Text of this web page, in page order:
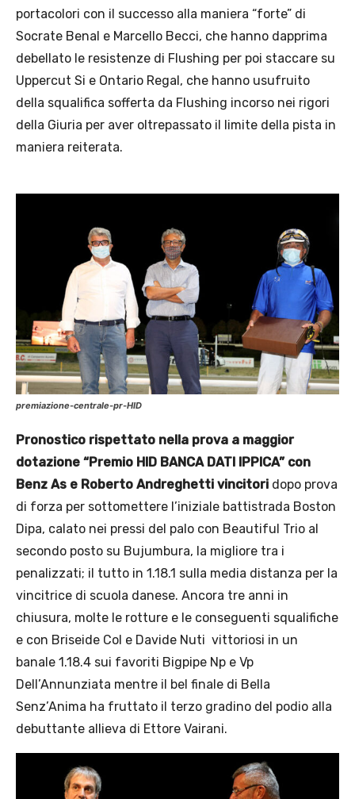
portacolori con il successo alla maniera “forte” di
Socrate Benal e Marcello Becci, che hanno dapprima
debellato le resistenze di Flushing per poi staccare su
Uppercut Si e Ontario Regal, che hanno usufruito
della squalifica sofferta da Flushing incorso nei rigori
della Giuria per aver oltrepassato il limite della pista in
maniera reiterata.
premiazione-centrale-pr-HID
Pronostico rispettato nella prova a maggior
dotazione “Premio HID BANCA DATI IPPICA” con
Benz As e Roberto Andreghetti vincitori dopo prova
di forza per sottomettere l’iniziale battistrada Boston
Dipa, calato nei pressi del palo con Beautiful Trio al
secondo posto su Bujumbura, la migliore tra i
penalizzati; il tutto in 1.18.1 sulla media distanza per la
vincitrice di scuola danese. Ancora tre anni in
chiusura, molte le rotture e le conseguenti squalifiche
e con Briseide Col e Davide Nuti vittoriosi in un
banale 1.18.4 sui favoriti Bigpipe Np e Vp
Dell’Annunziata mentre il bel finale di Bella
Senz’Anima ha fruttato il terzo gradino del podio alla
debuttante allieva di Ettore Vairani.